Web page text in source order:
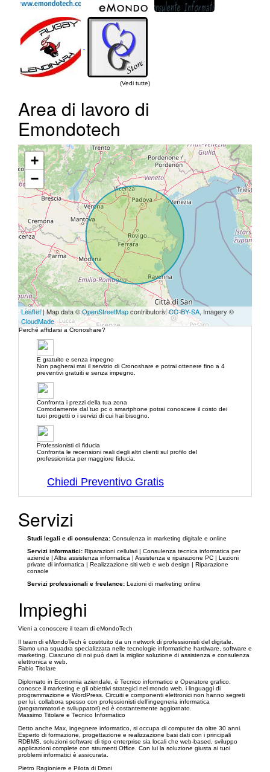
(Vedi tutte)
Area di lavoro di
Emondotech
+
−
Leaflet| Map data ©OpenStreetMapcontributors,CC-BY-SA, Imagery ©
CloudMade
Perché affidarsi a Cronoshare?
E gratuito e senza impegno
Non pagherai mai il servizio di Cronoshare e potrai ottenere fino a 4
preventivi gratuiti e senza impegno.
Confronta i prezzi della tua zona
Comodamente dal tuo pc o smartphone potrai conoscere il costo dei
tuoi progetti o i servizi di cui hai bisogno.
Professionisti di fiducia
Confronta le recensioni reali degli altri clienti sul profilo del
professionista per maggiore fiducia.
Chiedi Preventivo Gratis
Servizi
Studi legali e di consulenza: Consulenza in marketing digitale e online
Servizi informatici: Riparazioni cellulari | Consulenza tecnica informatica per
aziende | Altra assistenza informatica | Assistenza e riparazione PC | Lezioni
private di informatica | Realizzazione siti web e web design | Riparazione
console
Servizi professionali e freelance: Lezioni di marketing online
Impieghi
Vieni a conoscere il team di eMondoTech
Il team di eMondoTech è costituito da un network di professionisti del digitale.
Siamo una squadra specializzata nelle tecnologie informatiche hardware, software e
marketing. Ciascuno di noi può darti la miglior soluzione di assistenza e consulenza
elettronica e web.
Fabio Titolare
Diplomato in Economia aziendale, è Tecnico informatico e Operatore grafico,
conosce il marketing e gli obiettivi strategici nel mondo web, i linguaggi di
programmazione e WordPress. Circuiti e componenti elettronici non hanno segreti
per lui, collabora spesso con professionisti dell’ingegneria informatica
(programmatori e sviluppatori) ed è costantemente aggiornato.
Massimo Titolare e Tecnico Informatico
Detto anche Max, ingegnere informatico, si occupa di computer da oltre 30 anni.
Esperto di formazione, progettazione e realizzazione basi dati con i principali
RDBMS, soluzioni software di tipo enterprise sia locali che web-based, sviluppo
applicazioni complete con strumenti Office. Con lui la soluzione giusta ai tuoi
problemi informatici è assicurata.
Pietro Ragioniere e Pilota di Droni